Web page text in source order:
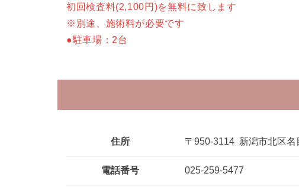
初回検査料(2,100円)を無料に致します
※別途、施術料が必要です
●駐車場：2台
住所 〒950-3114 新潟市北区名
電話番号 025-259-5477